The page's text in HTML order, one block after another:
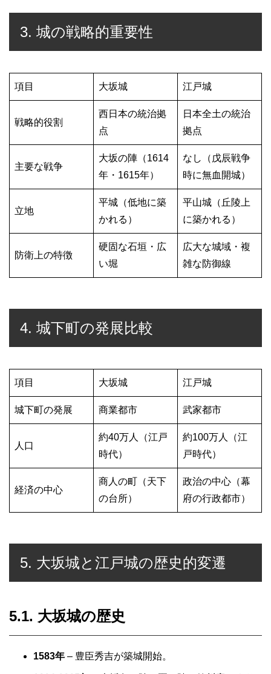
3. 城の戦略的重要性
項目 大坂城 江戸城
戦略的役割
西日本の統治拠
点
日本全土の統治
拠点
主要な戦争
大坂の陣（1614
年・1615年）
なし（戊辰戦争
時に無血開城）
立地
平城（低地に築
かれる）
平山城（丘陵上
に築かれる）
防衛上の特徴
硬固な石垣・広
い堀
広大な城域・複
雑な防御線
4. 城下町の発展比較
項目 大坂城 江戸城
城下町の発展 商業都市 武家都市
人口
約40万人（江戸
時代）
約100万人（江
戸時代）
経済の中心
商人の町（天下
の台所）
政治の中心（幕
府の行政都市）
5. 大坂城と江戸城の歴史的変遷
5.1. 大坂城の歴史
1583年 – 豊臣秀吉が築城開始。